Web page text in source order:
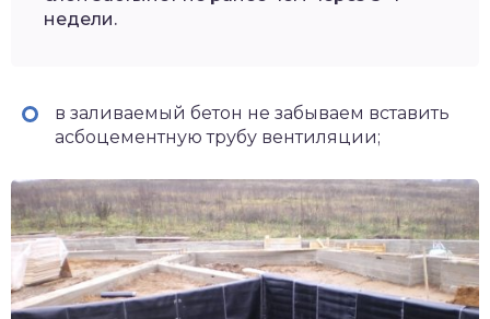
недели.
в заливаемый бетон не забываем вставить
асбоцементную трубу вентиляции;